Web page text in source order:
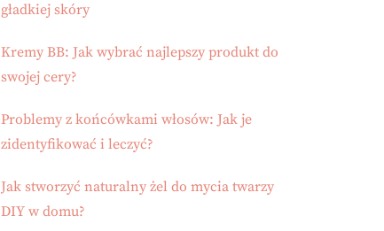
gładkiej skóry
Kremy BB: Jak wybrać najlepszy produkt do
swojej cery?
Problemy z końcówkami włosów: Jak je
zidentyfikować i leczyć?
Jak stworzyć naturalny żel do mycia twarzy
DIY w domu?